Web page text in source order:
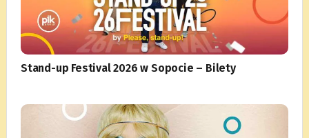
Stand-up Festival 2026 w Sopocie – Bilety